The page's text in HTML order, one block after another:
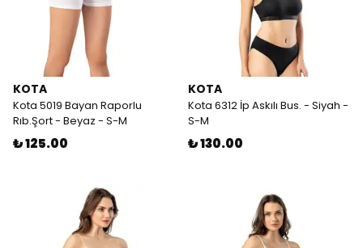
KOTA
Kota 5019 Bayan Raporlu
Rıb.Şort - Beyaz - S-M
₺ 125.00
KOTA
Kota 6312 İp Askılı Bus. - Siyah -
S-M
₺ 130.00